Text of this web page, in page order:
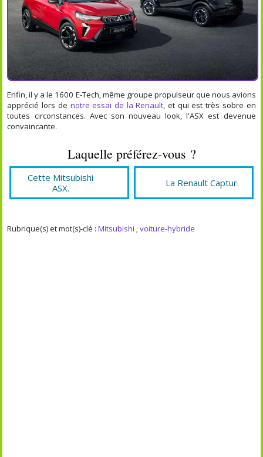
Enfin, il y a le 1600 E-Tech, même groupe propulseur que nous avions
apprécié lors de notre essai de la Renault, et qui est très sobre en
toutes circonstances. Avec son nouveau look, l'ASX est devenue
convaincante.
Laquelle préférez-vous ?
Cette Mitsubishi
ASX.
La Renault Captur.
Rubrique(s) et mot(s)-clé :Mitsubishi ;voiture-hybride